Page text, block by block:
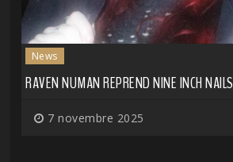
News
RAVEN NUMAN REPREND NINE INCH NAILS
7 novembre 2025